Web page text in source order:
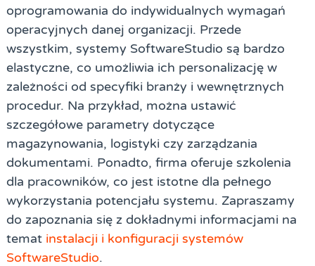
oprogramowania do indywidualnych wymagań
operacyjnych danej organizacji. Przede
wszystkim, systemy SoftwareStudio są bardzo
elastyczne, co umożliwia ich personalizację w
zależności od specyfiki branży i wewnętrznych
procedur. Na przykład, można ustawić
szczegółowe parametry dotyczące
magazynowania, logistyki czy zarządzania
dokumentami. Ponadto, firma oferuje szkolenia
dla pracowników, co jest istotne dla pełnego
wykorzystania potencjału systemu. Zapraszamy
do zapoznania się z dokładnymi informacjami na
temat instalacji i konfiguracji systemów
SoftwareStudio.